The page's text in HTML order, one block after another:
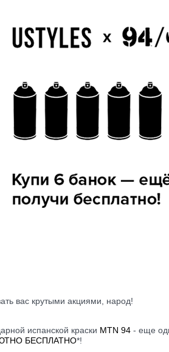
вас крутыми акциями, народ!
испанской краски MTN 94- еще
БЕСПЛАТНО*!